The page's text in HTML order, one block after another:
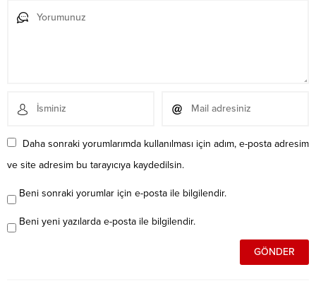
Daha sonraki yorumlarımda kullanılması için adım, e-posta adresim
ve site adresim bu tarayıcıya kaydedilsin.
Beni sonraki yorumlar için e-posta ile bilgilendir.
Beni yeni yazılarda e-posta ile bilgilendir.